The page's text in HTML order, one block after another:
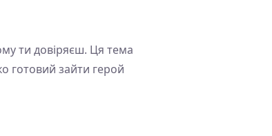
ти довіряєш. Ця тема
готовий зайти герой